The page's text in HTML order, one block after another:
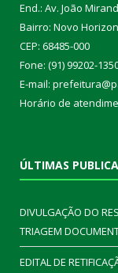
End.: Av. João
Bairro: Novo
CEP: 68485-000
Fone: (91) 99202-
E-mail:
Horário de
ÚLTIMAS
DIVULGAÇÃO DO
TRIAGEM
EDITAL DE